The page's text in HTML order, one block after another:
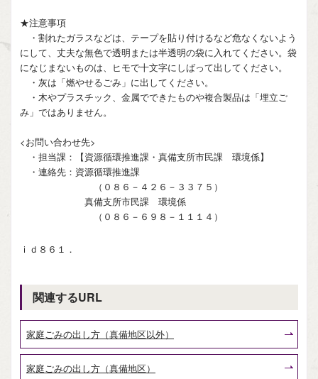
★注意事項
・割れたガラスなどは、テープを貼り付けるなど危なくないよう
にして、丈夫な無色で透明または半透明の袋に入れてください。袋
になじまないものは、ヒモで十文字にしばって出してください。
・灰は「燃やせるごみ」に出してください。
・木やプラスチック、金属でできたものや複合製品は「埋立ご
み」ではありません。
<お問い合わせ先>
・担当課：【資源循環推進課・真備支所市民課 環境係】
・連絡先：資源循環推進課
（０８６－４２６－３３７５）
真備支所市民課 環境係
（０８６－６９８－１１１４）
ｉｄ８６１．
関連するURL
家庭ごみの出し方（真備地区以外）
家庭ごみの出し方（真備地区）